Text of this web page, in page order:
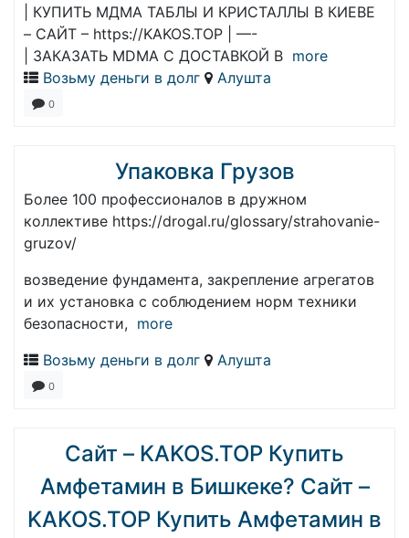
| КУПИТЬ МДМА ТАБЛЫ И КРИСТАЛЛЫ В КИЕВЕ
– САЙТ – https://KAKOS.TOP | —-
| ЗАКАЗАТЬ MDMA С ДОСТАВКОЙ В more
Возьму деньги в долг
Алушта
0
Упаковка Грузов
Более 100 профессионалов в дружном
коллективе https://drogal.ru/glossary/strahovanie-
gruzov/
возведение фундамента, закрепление агрегатов
и их установка с соблюдением норм техники
безопасности, more
Возьму деньги в долг
Алушта
0
Сайт – KAKOS.TOP Купить
Амфетамин в Бишкеке? Сайт –
KAKOS.TOP Купить Амфетамин в